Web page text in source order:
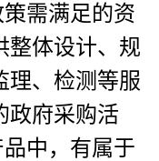
需满足的资
整体设计、规
理、检测等服
政府采购活
中，有属于